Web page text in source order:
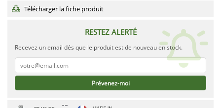
Télécharger la fiche produit
RESTEZ ALERTÉ
Recevez un email dés que le produit est de nouveau en stock.
Prévenez-moi